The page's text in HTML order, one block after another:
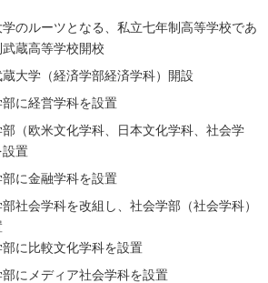
のルーツとなる、私立七年制高等学校であ
武蔵高等学校開校
蔵大学（経済学部経済学科）開設
に経営学科を設置
部（欧米文化学科、日本文化学科、社会学
設置
に金融学科を設置
部社会学科を改組し、社会学部（社会学科）
部に比較文化学科を設置
にメディア社会学科を設置